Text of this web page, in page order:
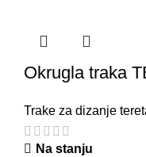
Okrugla traka
Trake za dizanje
Na stanju